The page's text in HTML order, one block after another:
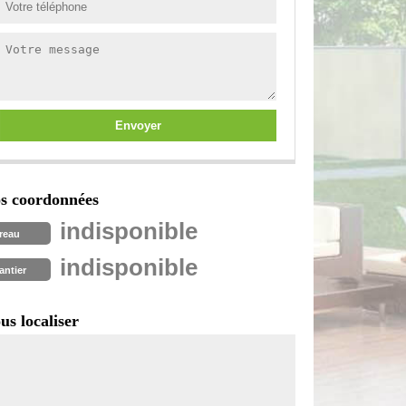
coordonnées
indisponible
indisponible
localiser